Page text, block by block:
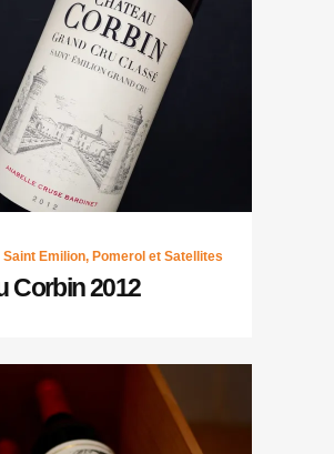
Saint Emilion, Pomerol et Satellites
Corbin 2012